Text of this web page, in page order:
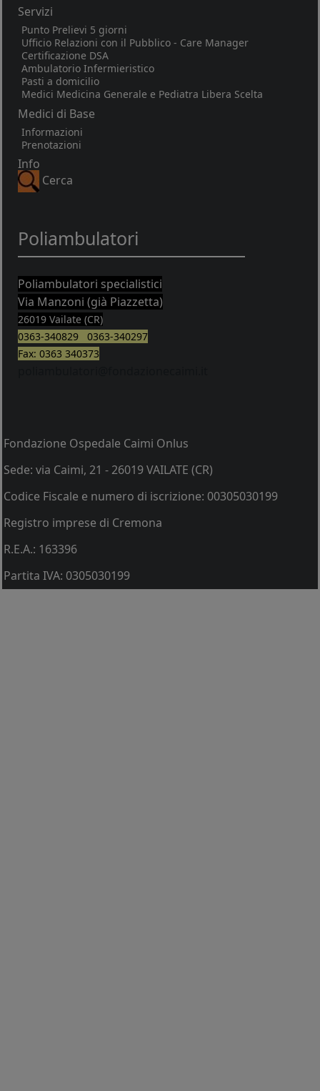
Servizi
Punto Prelievi 5 giorni
Ufficio Relazioni con il Pubblico - Care Manager
Certificazione DSA
Ambulatorio Infermieristico
Pasti a domicilio
Medici Medicina Generale e Pediatra Libera Scelta
Medici di Base
Informazioni
Prenotazioni
Info
Cerca
Poliambulatori
Poliambulatori specialistici
Via Manzoni (già Piazzetta)
26019 Vailate (CR)
0363-340829 0363-340297
Fax: 0363 340373
Fondazione Ospedale Caimi Onlus
Sede: via Caimi, 21 - 26019 VAILATE (CR)
Codice Fiscale e numero di iscrizione: 00305030199
Registro imprese di Cremona
R.E.A.: 163396
Partita IVA: 0305030199